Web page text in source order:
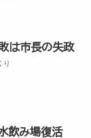
は市長の失政
り
飲み場復活